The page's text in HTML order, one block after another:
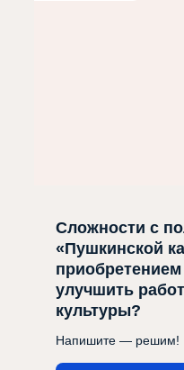
Сложности с
«Пушкинской
приобретением
улучшить
культуры?
Напишите — решим!